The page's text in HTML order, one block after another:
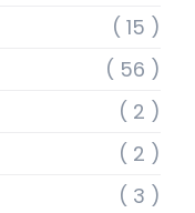
( 15 )
( 56 )
( 2 )
( 2 )
( 3 )